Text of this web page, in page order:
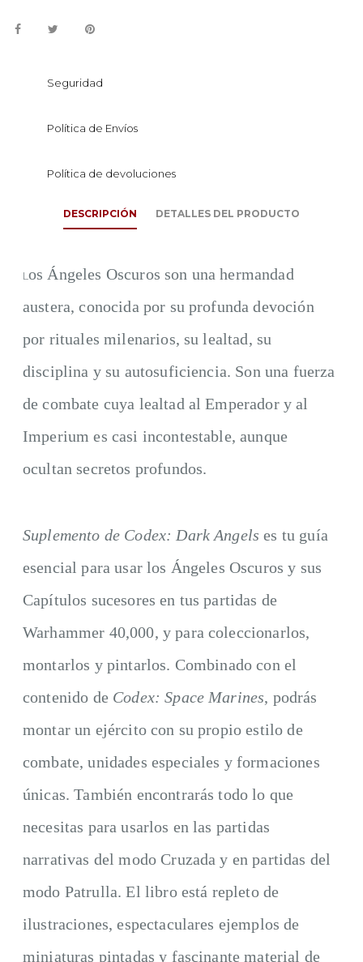
Seguridad
Política de Envíos
Política de devoluciones
DESCRIPCIÓN DETALLES DEL PRODUCTO
L os Ángeles Oscuros son una hermandad
austera, conocida por su profunda devoción
por rituales milenarios, su lealtad, su
disciplina y su autosuficiencia. Son una fuerza
de combate cuya lealtad al Emperador y al
Imperium es casi incontestable, aunque
ocultan secretos profundos.
Suplemento de Codex: Dark Angels es tu guía
esencial para usar los Ángeles Oscuros y sus
Capítulos sucesores en tus partidas de
Warhammer 40,000, y para coleccionarlos,
montarlos y pintarlos. Combinado con el
contenido de Codex: Space Marines, podrás
montar un ejército con su propio estilo de
combate, unidades especiales y formaciones
únicas. También encontrarás todo lo que
necesitas para usarlos en las partidas
narrativas del modo Cruzada y en partidas del
modo Patrulla. El libro está repleto de
ilustraciones, espectaculares ejemplos de
miniaturas pintadas y fascinante material de